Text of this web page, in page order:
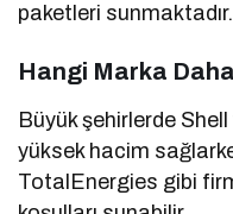
paketleri sunmaktadır.
Hangi Marka Daha
Büyük şehirlerde
yüksek hacim
TotalEnergies gibi